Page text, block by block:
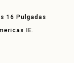
16 Pulgadas
IE.